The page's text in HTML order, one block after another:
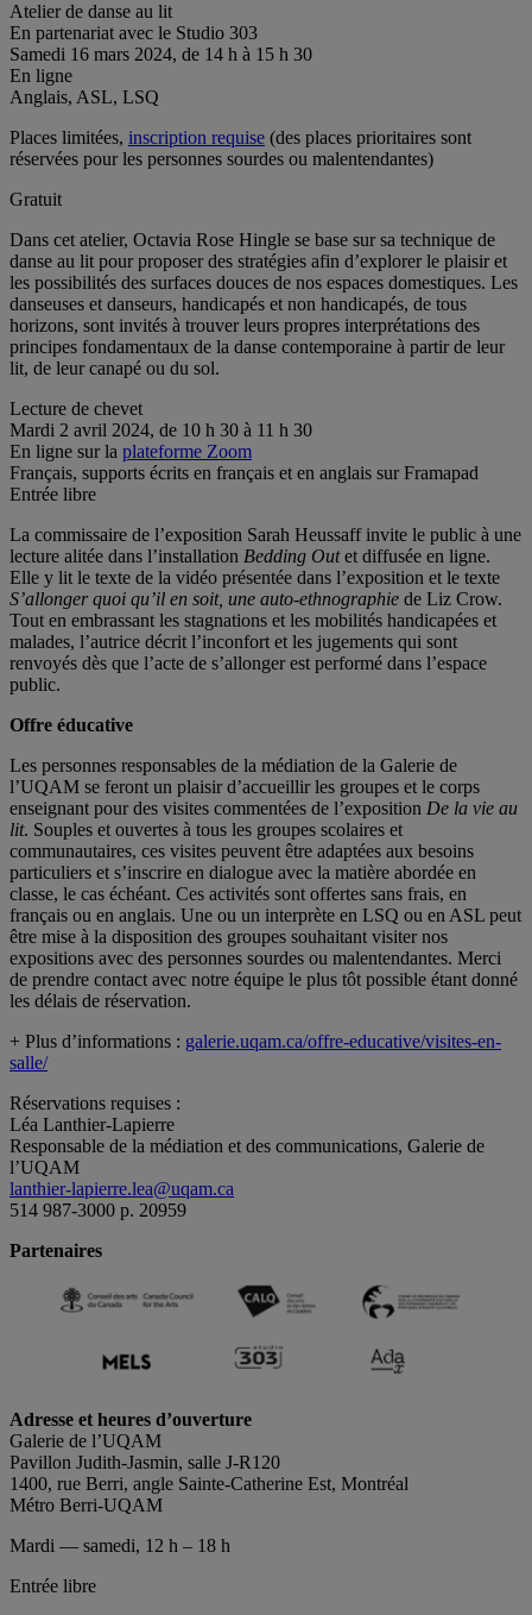
Atelier de danse au lit
En partenariat avec le Studio 303
Samedi 16 mars 2024, de 14 h à 15 h 30
En ligne
Anglais, ASL, LSQ
Places limitées, inscription requise (des places prioritaires sont
réservées pour les personnes sourdes ou malentendantes)
Gratuit
Dans cet atelier, Octavia Rose Hingle se base sur sa technique de
danse au lit pour proposer des stratégies afin d’explorer le plaisir et
les possibilités des surfaces douces de nos espaces domestiques. Les
danseuses et danseurs, handicapés et non handicapés, de tous
horizons, sont invités à trouver leurs propres interprétations des
principes fondamentaux de la danse contemporaine à partir de leur
lit, de leur canapé ou du sol.
Lecture de chevet
Mardi 2 avril 2024, de 10 h 30 à 11 h 30
En ligne sur la plateforme Zoom
Français, supports écrits en français et en anglais sur Framapad
Entrée libre
La commissaire de l’exposition Sarah Heussaff invite le public à une
lecture alitée dans l’installation Bedding Outet diffusée en ligne.
Elle y lit le texte de la vidéo présentée dans l’exposition et le texte
S’allonger quoi qu’il en soit, une auto-ethnographie de Liz Crow.
Tout en embrassant les stagnations et les mobilités handicapées et
malades, l’autrice décrit l’inconfort et les jugements qui sont
renvoyés dès que l’acte de s’allonger est performé dans l’espace
public.
Offre éducative
Les personnes responsables de la médiation de la Galerie de
l’UQAM se feront un plaisir d’accueillir les groupes et le corps
enseignant pour des visites commentées de l’exposition De la vie au
lit. Souples et ouvertes à tous les groupes scolaires et
communautaires, ces visites peuvent être adaptées aux besoins
particuliers et s’inscrire en dialogue avec la matière abordée en
classe, le cas échéant. Ces activités sont offertes sans frais, en
français ou en anglais. Une ou un interprète en LSQ ou en ASL peut
être mise à la disposition des groupes souhaitant visiter nos
expositions avec des personnes sourdes ou malentendantes. Merci
de prendre contact avec notre équipe le plus tôt possible étant donné
les délais de réservation.
+ Plus d’informations : galerie.uqam.ca/offre-educative/visites-en-
salle/
Réservations requises :
Léa Lanthier-Lapierre
Responsable de la médiation et des communications, Galerie de
l’UQAM
lanthier-lapierre.lea@uqam.ca
514 987-3000 p. 20959
Partenaires
Adresse et heures d’ouverture
Galerie de l’UQAM
Pavillon Judith-Jasmin, salle J-R120
1400, rue Berri, angle Sainte-Catherine Est, Montréal
Métro Berri-UQAM
Mardi — samedi, 12 h – 18 h
Entrée libre